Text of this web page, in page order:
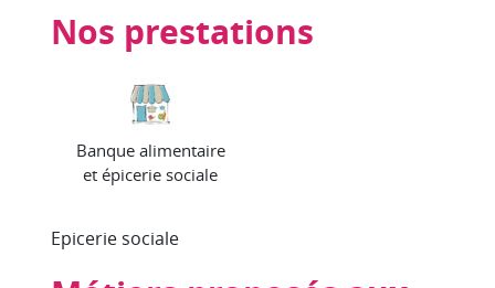
Nos prestations
Banque alimentaire
et épicerie sociale
Epicerie sociale